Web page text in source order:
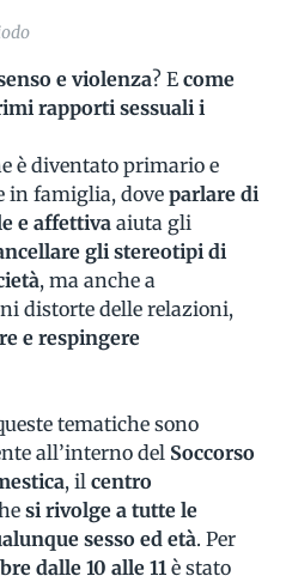
e violenza? Ecome
rapporti sessuali i
è diventato primario e
in famiglia, doveparlare di
e affettiva aiuta gli
gli stereotipi di
, ma anche a
distorte delle relazioni,
e respingere
tematiche sono
all’interno del Soccorso
, ilcentro
si rivolge a tutte le
sesso ed età. Per
dalle 10 alle 11 è stato